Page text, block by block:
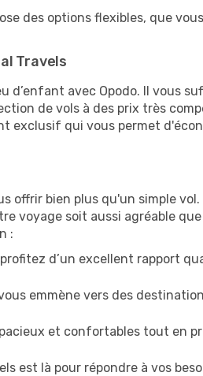
des options flexibles, que
Travels
d’enfant avec Opodo. Il vous
de vols à des prix très
exclusif qui vous permet
offrir bien plus qu'un simple
voyage soit aussi agréable
:
profitez d’un excellent rapport
emmène vers des
et confortables tout en
est là pour répondre à vos